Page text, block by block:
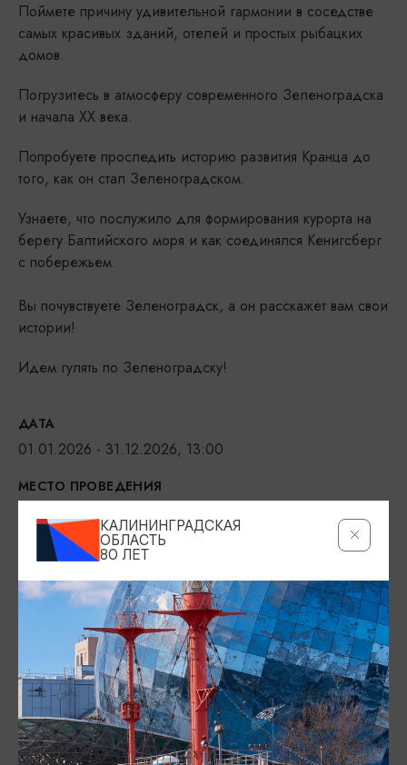
Поймете причину удивительной гармонии в соседстве
самых красивых зданий, отелей и простых рыбацких
домов.
Погрузитесь в атмосферу современного Зеленоградска
и начала XX века.
Попробуете проследить историю развития Кранца до
того, как он стал Зеленоградском.
Узнаете, что послужило для формирования курорта на
берегу Балтийского моря и как соединялся Кенигсберг
с побережьем.
Вы почувствуете Зеленоградск, а он расскажет вам свои
истории!
Идем гулять по Зеленоградску!
ДАТА
01.01.2026 - 31.12.2026, 13:00
МЕСТО ПРОВЕДЕНИЯ
Показать на карте
+7 (901) 390 78 78
gowalk39@mail.ru
ВОЗРАСТНЫЕ ОГРАНИЧЕНИЯ
12+
КАЛИНИНГРАДСКАЯ
ОБЛАСТЬ
80 ЛЕТ